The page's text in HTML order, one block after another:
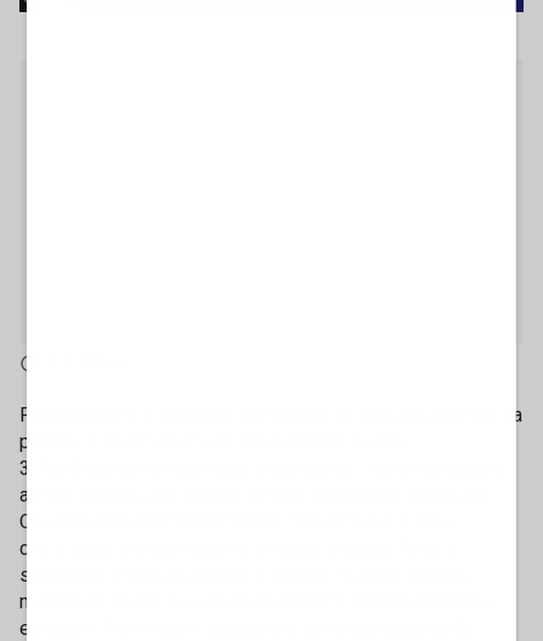
Finanziamenti di
alla sinistra italiana? Ne ha
parlato la trasmissione di Salvo Sottile su Rai
3,
arrivati tramite una società no profit svedese legata alla
Open Society dell'imprenditore. Nel servizio si dice
che questa organizzazione avrebbe erogato fondi a
soggetti e iniziative politiche italiane. Nulla di illecito,
mentre dal punto di vista etico qualche criticità potrebbe
esserci. L'inchiesta in particolare pone dei dubbi sulla